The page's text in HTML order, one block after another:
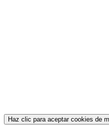
Haz clic para aceptar cookies de